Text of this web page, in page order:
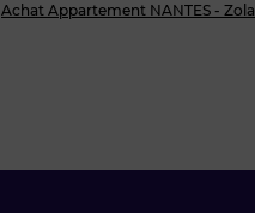
Achat Appartement NANTES - Zola